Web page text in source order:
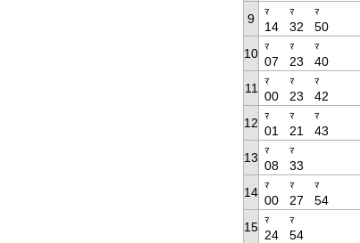
9
ﾏ
14
ﾏ
32
ﾏ
50
10 ﾏ
07
ﾏ
23
ﾏ
40
11
ﾏ
00
ﾏ
23
ﾏ
42
12
ﾏ
01
ﾏ
21
ﾏ
43
13
ﾏ
08
ﾏ
33
14 ﾏ
00
ﾏ
27
ﾏ
54
15 ﾏ
24
ﾏ
54